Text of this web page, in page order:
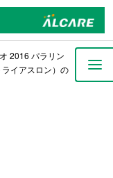
2016 パラリン
イアスロン）の